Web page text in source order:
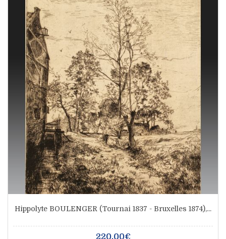
Hippolyte BOULENGER (Tournai 1837 - Bruxelles 1874),...
220,00€